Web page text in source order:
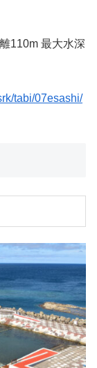
110m 最大水深
tabi/07esashi/